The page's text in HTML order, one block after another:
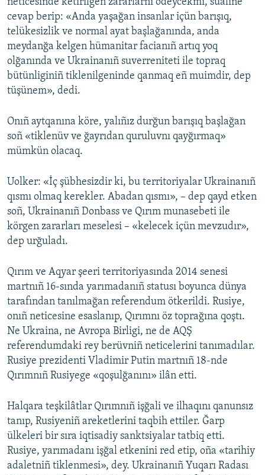
neticesinde ketirilgen zararlarnı ödeycekmi, sualine
cevap berip: «Anda yaşağan insanlar içün barışıq,
telükesizlik ve normal ayat başlağanında, anda
meydanğa kelgen hümanitar facianıñ artıq yoq
olğanında ve Ukrainanıñ suverreniteti ile topraq
bütünliginiñ tiklenilgeninde qanmaq eñ muimdir, dep
tüşünem», dedi.
Onıñ aytqanına köre, yalıñız durğun barışıq başlağan
soñ «tiklenüv ve ğayrıdan quruluvnı qayğırmaq»
mümkün olacaq.
Uolker: «İç şübhesizdir ki, bu territoriyalar Ukrainanıñ
qısmı olmaq kerekler. Abadan qısmı», – dep qayd etken
soñ, Ukrainanıñ Donbass ve Qırım munasebeti ile
körgen zararları meselesi – «kelecek içün mevzudır»,
dep urğuladı.
Qırım ve Aqyar şeeri territoriyasında 2014 senesi
martnıñ 16-sında yarımadanıñ statusı boyunca dünya
tarafından tanılmağan referendum ötkerildi. Rusiye,
onıñ neticesine esaslanıp, Qırımnı öz toprağına qoştı.
Ne Ukraina, ne Avropa Birligi, ne de AQŞ
referendumdaki rey berüvniñ neticelerini tanımadılar.
Rusiye prezidenti Vladimir Putin martnıñ 18-nde
Qırımnıñ Rusiyege «qoşulğanını» ilân etti.
Halqara teşkilâtlar Qırımnıñ işğali ve ilhaqını qanunsız
tanıp, Rusiyeniñ areketlerini taqbih ettiler. Ğarp
ülkeleri bir sıra iqtisadiy sanktsiyalar tatbiq etti.
Rusiye, yarımadanı işğal etkenini red etip, oña «tarihiy
adaletniñ tiklenmesi», dey. Ukrainanıñ Yuqarı Radası